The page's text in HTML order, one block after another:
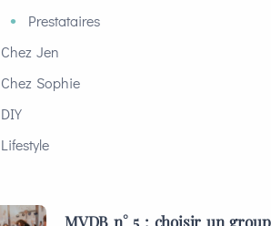
Prestataires
Chez Jen
Chez Sophie
DIY
Lifestyle
MVDB n° 5 : choisir un